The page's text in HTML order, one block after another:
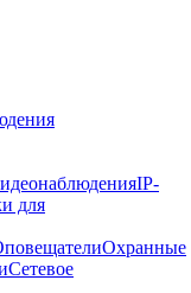
IP-
для
Охранные
Сетевое